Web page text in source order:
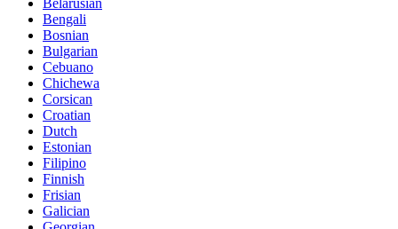
Bengali
Bosnian
Bulgarian
Cebuano
Chichewa
Corsican
Croatian
Dutch
Estonian
Filipino
Finnish
Frisian
Galician